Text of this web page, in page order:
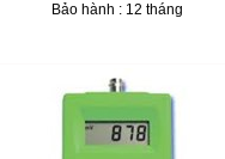
Bảo hành : 12 tháng